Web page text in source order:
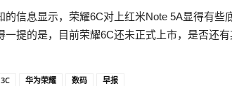
的信息显示，荣耀6C对上红米Note 5A显得有
一提的是，目前荣耀6C还未正式上市，是否还有
3C 华为荣耀 数码 早报